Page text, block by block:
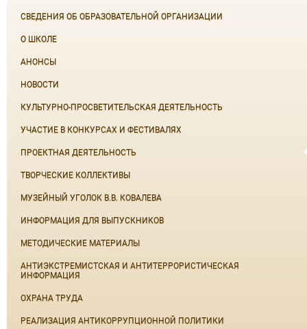
СВЕДЕНИЯ ОБ ОБРАЗОВАТЕЛЬНОЙ ОРГАНИЗАЦИИ
О ШКОЛЕ
АНОНСЫ
НОВОСТИ
КУЛЬТУРНО-ПРОСВЕТИТЕЛЬСКАЯ ДЕЯТЕЛЬНОСТЬ
УЧАСТИЕ В КОНКУРСАХ И ФЕСТИВАЛЯХ
ПРОЕКТНАЯ ДЕЯТЕЛЬНОСТЬ
ТВОРЧЕСКИЕ КОЛЛЕКТИВЫ
МУЗЕЙНЫЙ УГОЛОК В.В. КОВАЛЕВА
ИНФОРМАЦИЯ ДЛЯ ВЫПУСКНИКОВ
МЕТОДИЧЕСКИЕ МАТЕРИАЛЫ
АНТИЭКСТРЕМИСТСКАЯ И АНТИТЕРРОРИСТИЧЕСКАЯ
ИНФОРМАЦИЯ
ОХРАНА ТРУДА
РЕАЛИЗАЦИЯ АНТИКОРРУПЦИОННОЙ ПОЛИТИКИ